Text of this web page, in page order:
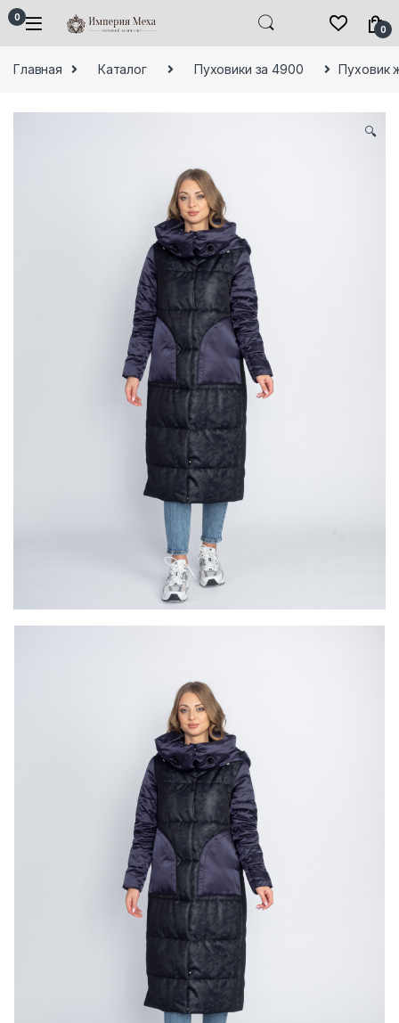
Skip to navigation
Skip to content
0
0
Главная Каталог Пуховики за 4900 Пуховик
🔍